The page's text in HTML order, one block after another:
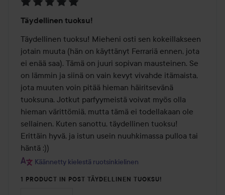
5
/
5
Täydellinen tuoksu!
Täydellinen tuoksu! Mieheni osti sen kokeillakseen
jotain muuta (hän on käyttänyt Ferrariä ennen, jota
ei enää saa). Tämä on juuri sopivan mausteinen. Se
on lämmin ja siinä on vain kevyt vivahde itämaista,
jota muuten voin pitää hieman häiritsevänä
tuoksuna. Jotkut parfyymeistä voivat myös olla
hieman värittömiä, mutta tämä ei todellakaan ole
sellainen. Kuten sanottu, täydellinen tuoksu!
Erittäin hyvä, ja istun usein nuuhkimassa pulloa tai
häntä :))
Käännetty kielestä ruotsinkielinen
1 PRODUCT IN POST TÄYDELLINEN TUOKSU!